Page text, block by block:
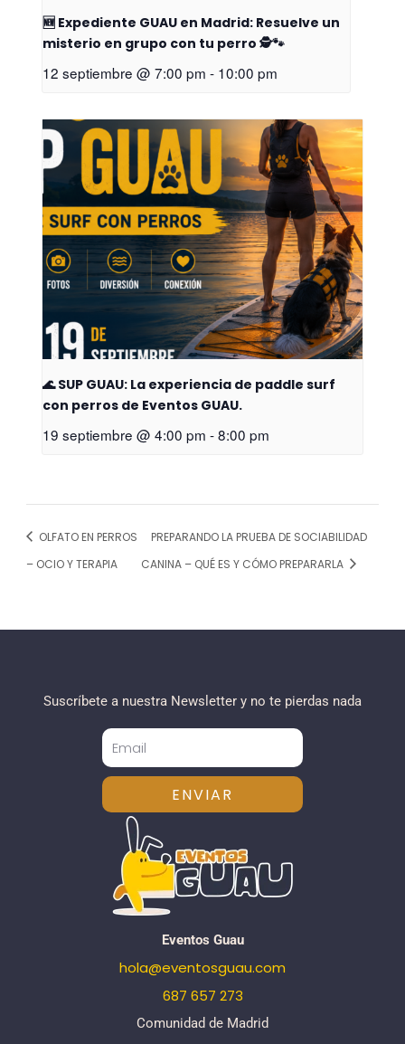
🆕 Expediente GUAU en Madrid: Resuelve un
misterio en grupo con tu perro 🕵️🐾
12 septiembre @ 7:00 pm - 10:00 pm
🌊 SUP GUAU: La experiencia de paddle surf
con perros de Eventos GUAU.
19 septiembre @ 4:00 pm -8:00 pm
OLFATO EN PERROS
– OCIO Y TERAPIA
PREPARANDO LA PRUEBA DE SOCIABILIDAD
CANINA – QUÉ ES Y CÓMO PREPARARLA
Suscríbete a nuestra Newsletter y no te pierdas nada
ENVIAR
Eventos Guau
hola@eventosguau.com
687 657 273
Comunidad de Madrid